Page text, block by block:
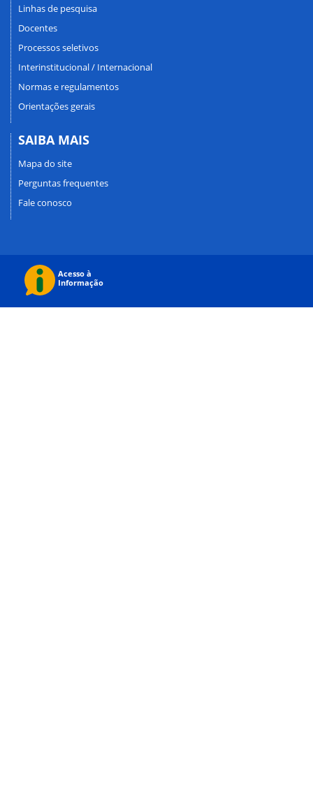
Linhas de pesquisa
Docentes
Processos seletivos
Interinstitucional / Internacional
Normas e regulamentos
Orientações gerais
SAIBA MAIS
Mapa do site
Perguntas frequentes
Fale conosco